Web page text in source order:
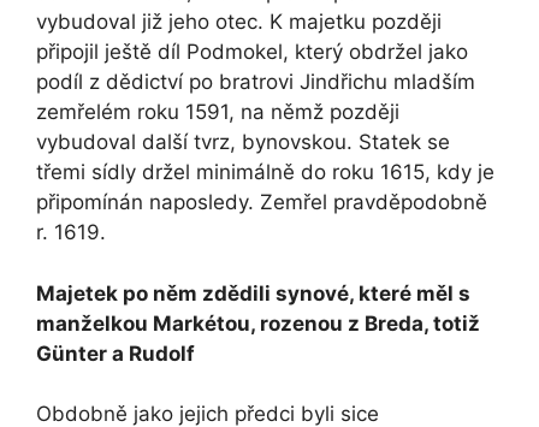
vybudoval již jeho otec. K majetku později
připojil ještě díl Podmokel, který obdržel jako
podíl z dědictví po bratrovi Jindřichu mladším
zemřelém roku 1591, na němž později
vybudoval další tvrz, bynovskou. Statek se
třemi sídly držel minimálně do roku 1615, kdy je
připomínán naposledy. Zemřel pravděpodobně
r. 1619.
Majetek po něm zdědili synové, které měl s
manželkou Markétou, rozenou z Breda, totiž
Günter a Rudolf
Obdobně jako jejich předci byli sice